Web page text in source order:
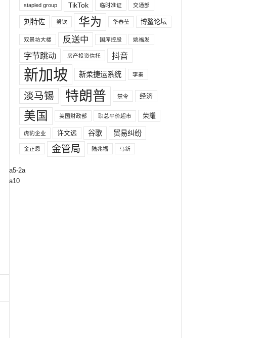
stapled group TikTok 临时准证 交通部
刘特佐 努钦 华为 华春莹 博鳌论坛
双景坊大楼 反送中 国库控股 姚福发
字节跳动 房产投资信托 抖音
新加坡 新柔捷运系统 李秦
淡马锡 特朗普 禁令 经济
美国 美国财政部 职总平价超市 荣耀
虎豹企业 许文远 谷歌 贸易纠纷
金正恩 金管局 陆兆福 马新
a5-2a
a10